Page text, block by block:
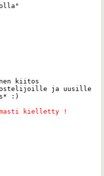
kiitos
ja uusille
:)
kielletty !